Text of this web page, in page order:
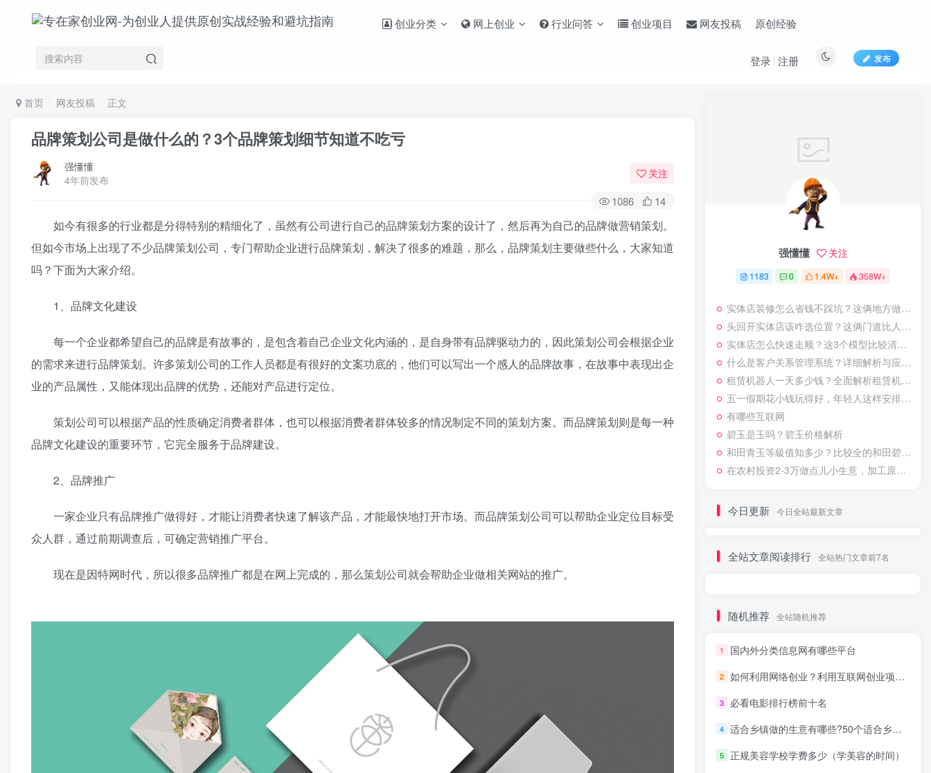
创业分类 网上创业 行业问答 创业项目 网友投稿 原创经验
发布
登录 注册
首页 网友投稿 正文
品牌策划公司是做什么的？3个品牌策划细节知道不吃亏
强懂懂
4年前发布
关注
1086 14
如今有很多的行业都是分得特别的精细化了，虽然有公司进行自己的品牌策划方案的设计了，然后再为自己的品牌做营销策划。
但如今市场上出现了不少品牌策划公司，专门帮助企业进行品牌策划，解决了很多的难题，那么，品牌策划主要做些什么，大家知道
吗？下面为大家介绍。
1、品牌文化建设
每一个企业都希望自己的品牌是有故事的，是包含着自己企业文化内涵的，是自身带有品牌驱动力的，因此策划公司会根据企业
的需求来进行品牌策划。许多策划公司的工作人员都是有很好的文案功底的，他们可以写出一个感人的品牌故事，在故事中表现出企
业的产品属性，又能体现出品牌的优势，还能对产品进行定位。
策划公司可以根据产品的性质确定消费者群体，也可以根据消费者群体较多的情况制定不同的策划方案。而品牌策划则是每一种
品牌文化建设的重要环节，它完全服务于品牌建设。
2、品牌推广
一家企业只有品牌推广做得好，才能让消费者快速了解该产品，才能最快地打开市场。而品牌策划公司可以帮助企业定位目标受
众人群，通过前期调查后，可确定营销推广平台。
现在是因特网时代，所以很多品牌推广都是在网上完成的，那么策划公司就会帮助企业做相关网站的推广。
强懂懂 关注
1183 0 1.4W+ 358W+
实体店装修怎么省钱不踩坑？这俩地方做错了后期多花好几万
头回开实体店该咋选位置？这俩门道比人流量还关键，亏过的人才懂
实体店怎么快速走顺？这3个模型比较清晰、容易上手
什么是客户关系管理系统？详细解析与应用方向
租赁机器人一天多少钱？全面解析租赁机器人费用及影响因素
五一假期花小钱玩得好，年轻人这样安排最“省心”
有哪些互联网
碧玉是玉吗？碧玉价格解析
和田青玉等級值知多少？比较全的和田碧玉的等级分化和价格表
在农村投资2-3万做点儿小生意，加工原木炭是一个不错的选择
今日更新 今日全站最新文章
全站文章阅读排行 全站热门文章前7名
随机推荐 全站随机推荐
1 国内外分类信息网有哪些平台
2 如何利用网络创业？利用互联网创业项目经验
3 必看电影排行榜前十名
4 适合乡镇做的生意有哪些?50个适合乡镇做的生意
5 正规美容学校学费多少（学美容的时间）